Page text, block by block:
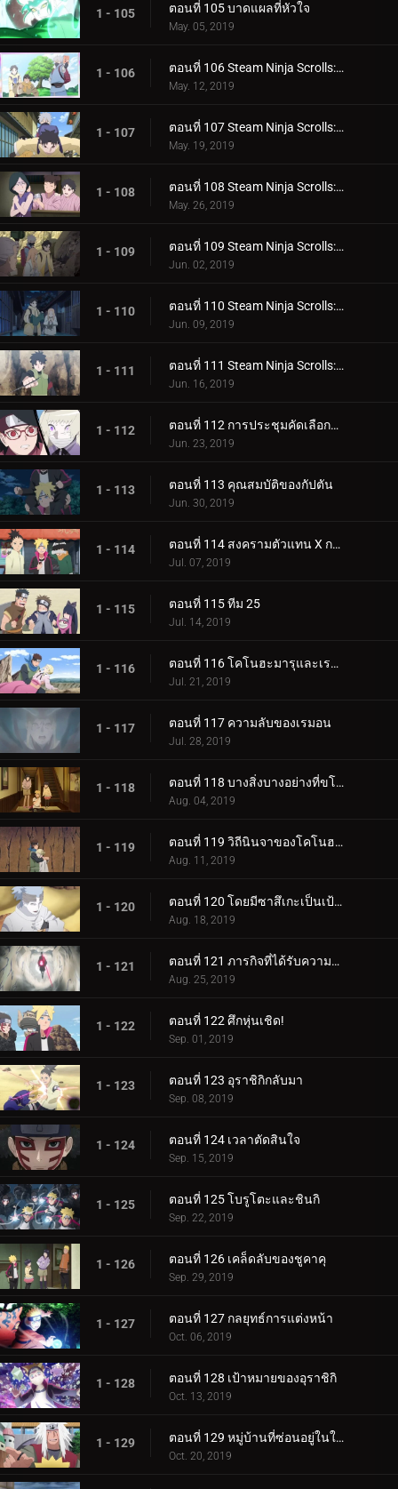
1 - 105 ตอนที่ 105 บาดแผลที่หัวใจ
May. 05, 2019
1 - 106 ตอนที่ 106 Steam Ninja Scrolls: ภารกิจระดับ S!
May. 12, 2019
1 - 107 ตอนที่ 107 Steam Ninja Scrolls: สงครามสุนัขและแมว!
May. 19, 2019
1 - 108 ตอนที่ 108 Steam Ninja Scrolls: โรงแรมผีสิง!
May. 26, 2019
1 - 109 ตอนที่ 109 Steam Ninja Scrolls: มันฝรั่งแผ่นทอดและก้อนหินยักษ์!
Jun. 02, 2019
1 - 110 ตอนที่ 110 Steam Ninja Scrolls: น้ำพุร้อนฟื้นคืนชีพ!
Jun. 09, 2019
1 - 111 ตอนที่ 111 Steam Ninja Scrolls: ราชาแห่งมิไร!
Jun. 16, 2019
1 - 112 ตอนที่ 112 การประชุมคัดเลือกจูนิน
Jun. 23, 2019
1 - 113 ตอนที่ 113 คุณสมบัติของกัปตัน
Jun. 30, 2019
1 - 114 ตอนที่ 114 สงครามตัวแทน X การ์ด!
Jul. 07, 2019
1 - 115 ตอนที่ 115 ทีม 25
Jul. 14, 2019
1 - 116 ตอนที่ 116 โคโนฮะมารุและเรมอน
Jul. 21, 2019
1 - 117 ตอนที่ 117 ความลับของเรมอน
Jul. 28, 2019
1 - 118 ตอนที่ 118 บางสิ่งบางอย่างที่ขโมยความทรงจำ
Aug. 04, 2019
1 - 119 ตอนที่ 119 วิถีนินจาของโคโนฮะมารุ
Aug. 11, 2019
1 - 120 ตอนที่ 120 โดยมีซาสึเกะเป็นเป้าหมาย
Aug. 18, 2019
1 - 121 ตอนที่ 121 ภารกิจที่ได้รับความไว้วางใจ: ปกป้อง One Tails!
Aug. 25, 2019
1 - 122 ตอนที่ 122 ศึกหุ่นเชิด!
Sep. 01, 2019
1 - 123 ตอนที่ 123 อุราชิกิกลับมา
Sep. 08, 2019
1 - 124 ตอนที่ 124 เวลาตัดสินใจ
Sep. 15, 2019
1 - 125 ตอนที่ 125 โบรูโตะและชินกิ
Sep. 22, 2019
1 - 126 ตอนที่ 126 เคล็ดลับของชูคาคุ
Sep. 29, 2019
1 - 127 ตอนที่ 127 กลยุทธ์การแต่งหน้า
Oct. 06, 2019
1 - 128 ตอนที่ 128 เป้าหมายของอุราชิกิ
Oct. 13, 2019
1 - 129 ตอนที่ 129 หมู่บ้านที่ซ่อนอยู่ในใบไม้
Oct. 20, 2019